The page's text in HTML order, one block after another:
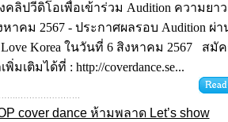
ลิปวีดิโอเพื่อเข้าร่วม Audition ความยาว
าคม 2567 - ประกาศผลรอบ Audition ผ่า
Love Korea ในวันที่ 6 สิงหาคม 2567 สมั
เติมได้ที่ : http://coverdance.se...
cover dance ห้ามพลาด Let’s show